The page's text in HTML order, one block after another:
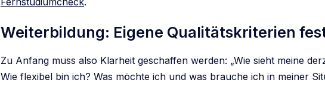
Weiterbildung: Eigene Qualitätskriterien
Zu Anfang muss also Klarheit geschaffen werden: „Wie sieht meine
Wie flexibel bin ich? Was möchte ich und was brauche ich in meiner